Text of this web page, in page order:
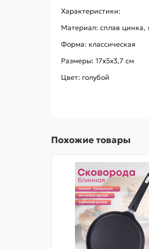
Характеристики:
Материал: сплав цинка,
Форма: классическая
Размеры: 17х5х3,7 см
Цвет: голубой
Похожие товары